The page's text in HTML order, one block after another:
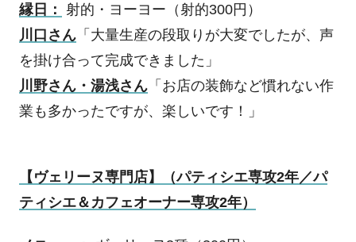
縁日： 射的・ヨーヨー（射的300円）
川口さん「大量生産の段取りが大変でしたが、声
を掛け合って完成できました」
川野さん・湯浅さん「お店の装飾など慣れない作
業も多かったですが、楽しいです！」
【ヴェリーヌ専門店】（パティシエ専攻2年／パ
ティシエ＆カフェオーナー専攻2年）